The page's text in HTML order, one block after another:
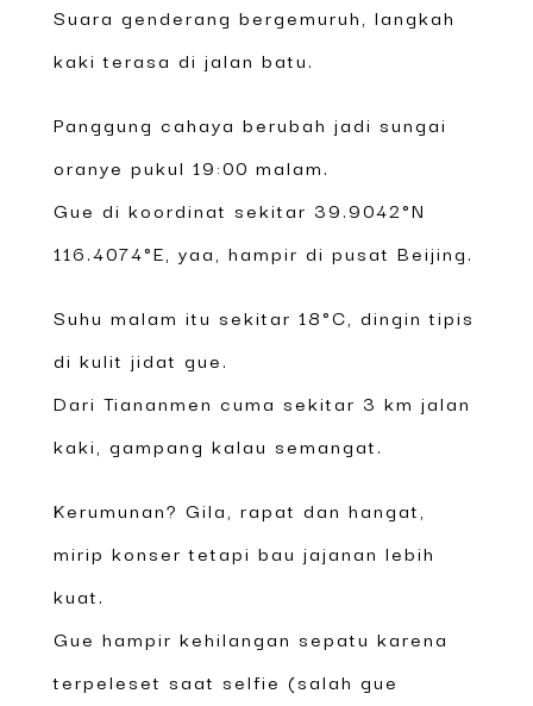
Suara genderang bergemuruh, langkah
kaki terasa di jalan batu.
Panggung cahaya berubah jadi sungai
oranye pukul 19:00 malam.
Gue di koordinat sekitar 39.9042°N
116.4074°E, yaa, hampir di pusat Beijing.
Suhu malam itu sekitar 18°C, dingin tipis
di kulit jidat gue.
Dari Tiananmen cuma sekitar 3 km jalan
kaki, gampang kalau semangat.
Kerumunan? Gila, rapat dan hangat,
mirip konser tetapi bau jajanan lebih
kuat.
Gue hampir kehilangan sepatu karena
terpeleset saat selfie (salah gue